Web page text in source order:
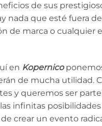
de sus
nada que esté fuera
de marca o cualquier
en Kopernico
de mucha utilidad.
y queremos ser
infinitas
crear un evento